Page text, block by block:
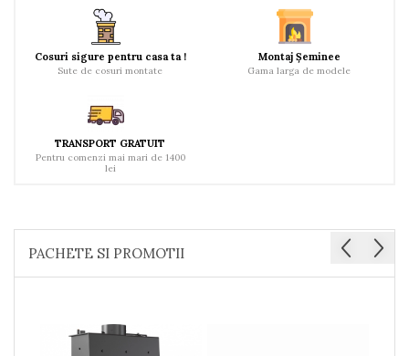
Cosuri sigure pentru casa ta !
Sute de cosuri montate
Montaj Șeminee
Gama larga de modele
TRANSPORT GRATUIT
Pentru comenzi mai mari de 1400
lei
PACHETE SI PROMOTII